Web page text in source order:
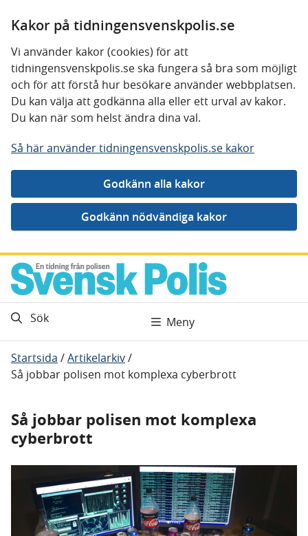
Kakor på tidningensvenskpolis.se
Vi använder kakor (cookies) för att
tidningensvenskpolis.se ska fungera så bra som möjligt
och för att förstå hur besökare använder webbplatsen.
Du kan välja att godkänna alla eller ett urval av kakor.
Du kan när som helst ändra dina val.
Så här använder tidningensvenskpolis.se kakor
Gå direkt till innehåll
Sök Meny
Startsida /Artikelarkiv/
Så jobbar polisen mot komplexa cyberbrott
Så jobbar polisen mot komplexa
cyberbrott